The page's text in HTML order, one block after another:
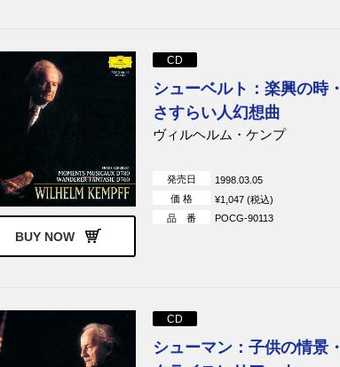
BUY NOW
CD
シューベルト：楽興の時・
さすらい人幻想曲
ヴィルヘルム・ケンプ
発売日
1998.03.05
価 格
¥1,047 (税込)
品 番
POCG-90113
CD
シューマン：子供の情景・